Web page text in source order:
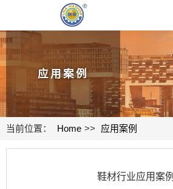
应用案例
当前位置： Home >> 应用案例
鞋材行业应用案例